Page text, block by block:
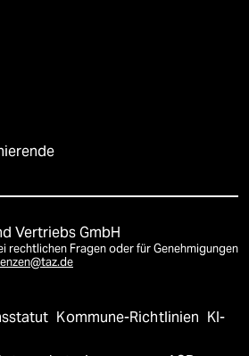
Vertriebs GmbH
rechtlichen Fragen oder für Genehmigungen
Kommune-Richtlinien KI-